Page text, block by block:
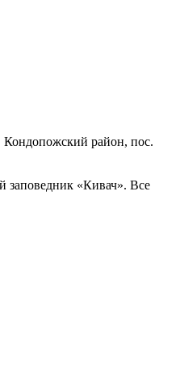
Кондопожский район, пос.
заповедник «Кивач». Все